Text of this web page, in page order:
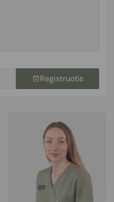
Registruotis